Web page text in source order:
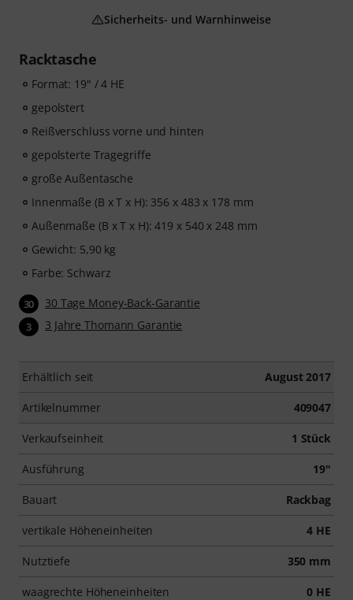
Racktasche
Format: 19" / 4 HE
gepolstert
Reißverschluss vorne und hinten
gepolsterte Tragegriffe
große Außentasche
Innenmaße (B x T x H): 356 x 483 x 178 mm
Außenmaße (B x T x H): 419 x 540 x 248 mm
Gewicht: 5,90 kg
Farbe: Schwarz
30 30 Tage Money-Back-Garantie
3 3 Jahre Thomann Garantie
Erhältlich seit August 2017
Artikelnummer 409047
Verkaufseinheit 1 Stück
Ausführung 19"
Bauart Rackbag
vertikale Höheneinheiten 4 HE
Nutztiefe 350 mm
waagrechte Höheneinheiten 0 HE
Sicherheits- und Warnhinweise